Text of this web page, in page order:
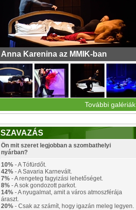
Anna Karenina az MMIK-ban
További galériák
SZAVAZÁS
Ön mit szeret legjobban a szombathelyi
nyárban?
10% - A Tófürdőt.
42% - A Savaria Karnevált.
7% - A rengeteg fagyizási lehetőséget.
8% - A sok gondozott parkot.
14% - A nyugalmat, amit a város atmoszférája
áraszt.
20% - Csak az számít, hogy igazán meleg legyen.